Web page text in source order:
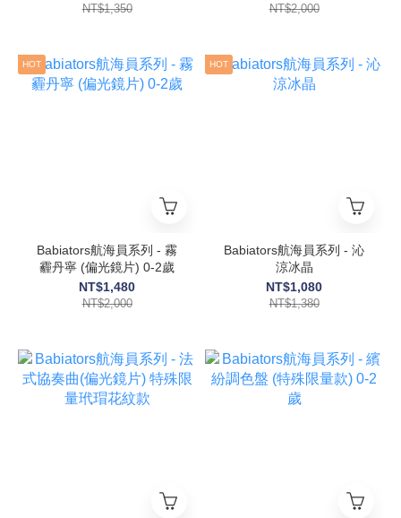
NT$1,350 NT$2,000
HOT
Babiators航海員系列 - 霧
霾丹寧 (偏光鏡片) 0-2歲
NT$1,480
NT$2,000
HOT
Babiators航海員系列 - 沁
涼冰晶
NT$1,080
NT$1,380